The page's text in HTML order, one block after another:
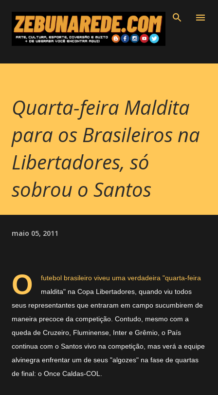
Pular para o conteúdo principal
Quarta-feira Maldita
para os Brasileiros na
Libertadores, só
sobrou o Santos
maio 05, 2011
O
futebol brasileiro viveu uma verdadeira "quarta-feira
maldita" na Copa Libertadores, quando viu todos
seus representantes que entraram em campo sucumbirem de
maneira precoce da competição. Contudo, mesmo com a
queda de Cruzeiro, Fluminense, Inter e Grêmio, o País
continua com o Santos vivo na competição, mas verá a equipe
alvinegra enfrentar um de seus "algozes" na fase de quartas
de final: o Once Caldas-COL.